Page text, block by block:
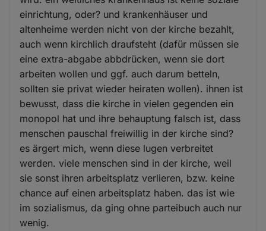
einrichtung, oder? und krankenhäuser und
altenheime werden nicht von der kirche bezahlt,
auch wenn kirchlich draufsteht (dafür müssen sie
eine extra-abgabe abbdrücken, wenn sie dort
arbeiten wollen und ggf. auch darum betteln,
sollten sie privat wieder heiraten wollen). ihnen ist
bewusst, dass die kirche in vielen gegenden ein
monopol hat und ihre behauptung falsch ist, dass
menschen pauschal freiwillig in der kirche sind?
es ärgert mich, wenn diese lugen verbreitet
werden. viele menschen sind in der kirche, weil
sie sonst ihren arbeitsplatz verlieren, bzw. keine
chance auf einen arbeitsplatz haben. das ist wie
im sozialismus, da ging ohne parteibuch auch nur
wenig.
Cookies